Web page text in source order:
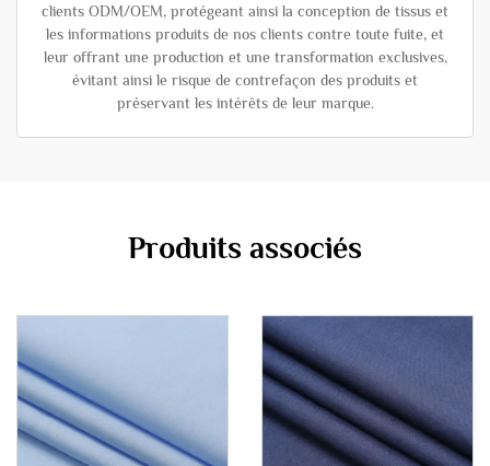
clients ODM/OEM, protégeant ainsi la conception de tissus et
les informations produits de nos clients contre toute fuite, et
leur offrant une production et une transformation exclusives,
évitant ainsi le risque de contrefaçon des produits et
préservant les intérêts de leur marque.
Produits associés